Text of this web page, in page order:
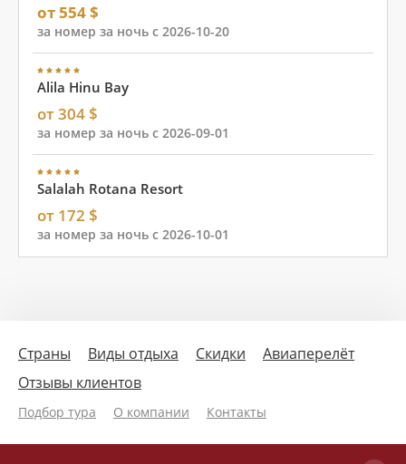
от 554 $
за номер за ночь с 2026-10-20
Alila Hinu Bay
от 304 $
за номер за ночь с 2026-09-01
Salalah Rotana Resort
от 172 $
за номер за ночь с 2026-10-01
Страны Виды отдыха Скидки
Авиаперелёт
Отзывы клиентов
Подбор тура О компании Контакты